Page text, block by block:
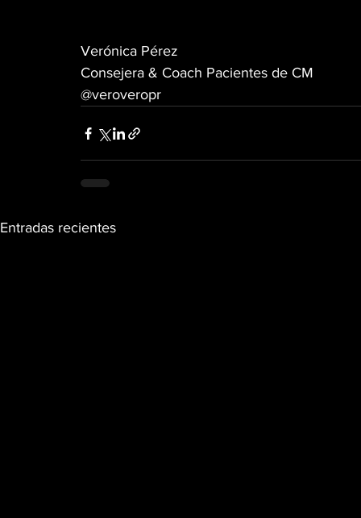
Verónica Pérez
Consejera & Coach Pacientes de CM
@veroveropr
Entradas recientes